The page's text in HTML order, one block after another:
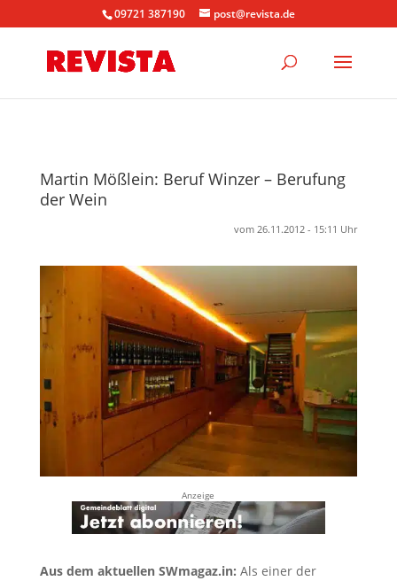
09721 387190 post@revista.de
Martin Mößlein: Beruf Winzer – Berufung
der Wein
vom 26.11.2012 - 15:11 Uhr
Anzeige
Aus dem aktuellen SWmagaz.in: Als einer der